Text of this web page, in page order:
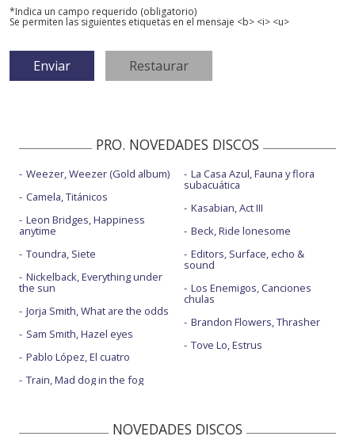
*Indica un campo requerido (obligatorio)
Se permiten las siguientes etiquetas en el mensaje <b> <i> <u>
PRO. NOVEDADES DISCOS
Weezer, Weezer (Gold album)
Camela, Titánicos
Leon Bridges, Happiness
anytime
Toundra, Siete
Nickelback, Everything under
the sun
Jorja Smith, What are the odds
Sam Smith, Hazel eyes
Pablo López, El cuatro
Train, Mad dog in the fog
La Casa Azul, Fauna y flora
subacuática
Kasabian, Act III
Beck, Ride lonesome
Editors, Surface, echo &
sound
Los Enemigos, Canciones
chulas
Brandon Flowers, Thrasher
Tove Lo, Estrus
NOVEDADES DISCOS